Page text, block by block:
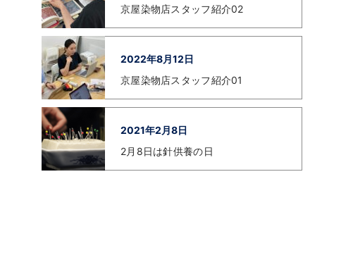
京屋染物店スタッフ紹介02
2022年8月12日
京屋染物店スタッフ紹介01
2021年2月8日
2月8日は針供養の日